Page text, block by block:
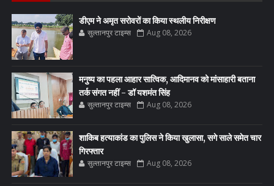
डीएम ने अमृत सरोवरों का किया स्थलीय निरीक्षण
सुल्तानपुर टाइम्स Aug 08, 2026
मनुष्य का पहला आहार सात्विक, आदिमानव को मांसाहारी बताना
तर्क संगत नहीं - डॉ यशमंत सिंह
सुल्तानपुर टाइम्स Aug 08, 2026
शाकिब हत्याकांड का पुलिस ने किया खुलासा, सगे साले समेत चार
गिरफ्तार
सुल्तानपुर टाइम्स Aug 08, 2026